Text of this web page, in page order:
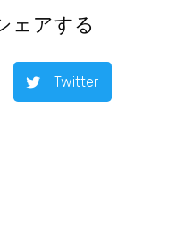
ェアする
Twitter